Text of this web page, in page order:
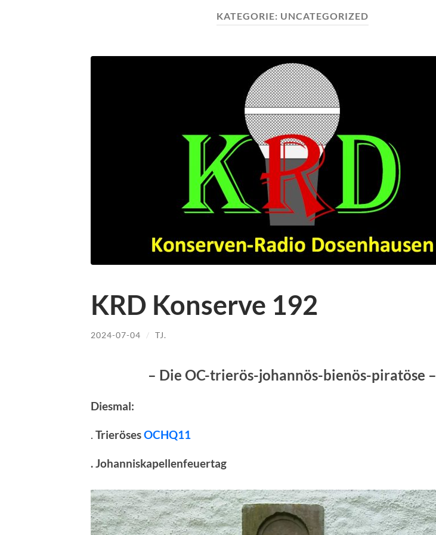
KATEGORIE: UNCATEGORIZED
KRD Konserve 192
2024-07-04 / TJ.
– Die OC-trierös-johannös-bienös-piratöse –
Diesmal:
. TrierösesOCHQ11
. Johanniskapellenfeuertag